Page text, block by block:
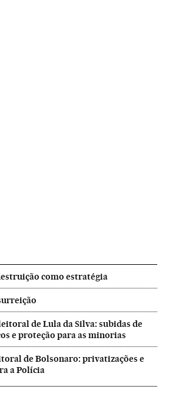
como estratégia
de Lula da Silva: subidas de
e proteção para as minorias
de Bolsonaro: privatizações e
a Polícia